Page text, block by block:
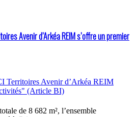
Avenir d’Arkéa REIM s’offre un premier
de 8 682 m², l’ensemble